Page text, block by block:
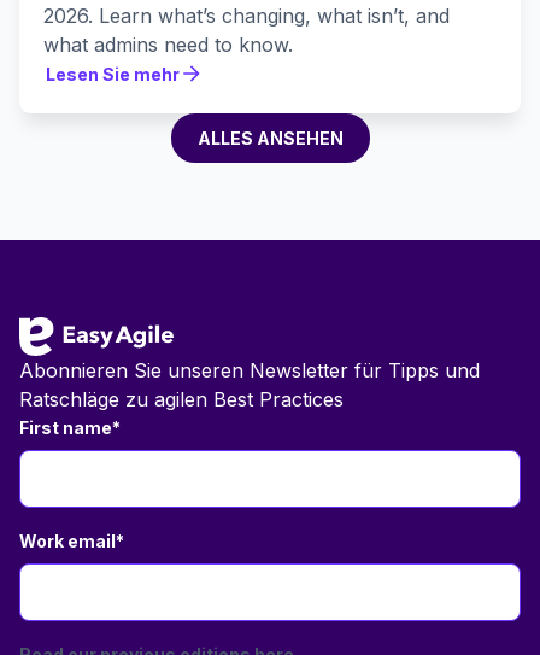
2026. Learn what’s changing, what isn’t, and
what admins need to know.
Lesen Sie mehr
ALLES ANSEHEN
ALLES ANSEHEN
Abonnieren Sie unseren Newsletter für Tipps und
Ratschläge zu agilen Best Practices
First name*
Work email*